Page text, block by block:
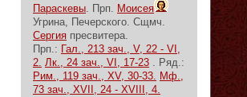
Параскевы. Прп. Моисея
Угрина, Печерского. Сщмч.
Сергия пресвитера.
Прп.: Гал., 213 зач., V, 22 - VI,
2. Лк., 24 зач., VI, 17-23 . Ряд.:
Рим., 119 зач., XV, 30-33. Мф.,
73 зач., XVII, 24 - XVIII, 4.